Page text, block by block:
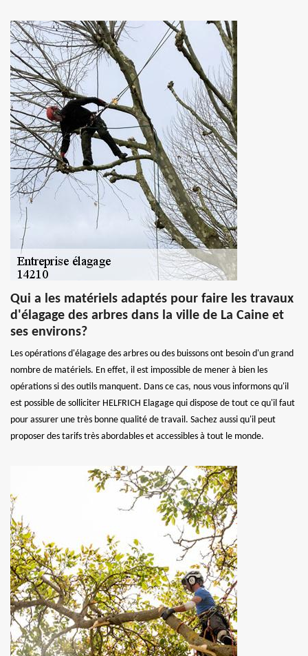
Qui a les matériels adaptés pour faire les travaux
d'élagage des arbres dans la ville de La Caine et
ses environs?
Les opérations d'élagage des arbres ou des buissons ont besoin d'un grand
nombre de matériels. En effet, il est impossible de mener à bien les
opérations si des outils manquent. Dans ce cas, nous vous informons qu'il
est possible de solliciter HELFRICH Elagage qui dispose de tout ce qu'il faut
pour assurer une très bonne qualité de travail. Sachez aussi qu'il peut
proposer des tarifs très abordables et accessibles à tout le monde.